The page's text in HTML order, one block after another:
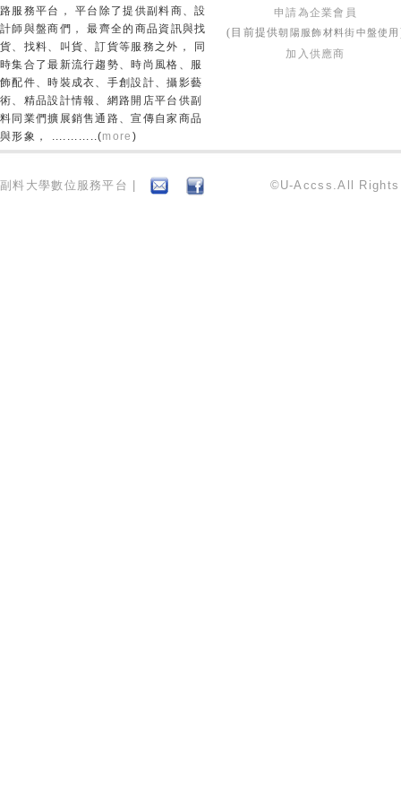
路服務平台， 平台除了提供副料商、設
計師與盤商們， 最齊全的商品資訊與找
貨、找料、叫貨、訂貨等服務之外， 同
時集合了最新流行趨勢、時尚風格、服
飾配件、時裝成衣、手創設計、攝影藝
術、精品設計情報、網路開店平台供副
料同業們擴展銷售通路、宣傳自家商品
與形象， ............(more )
申請為企業會員
(目前提供朝陽服飾材料街中盤使用
加入供應商
副料大學數位服務平台 | ©U-Accss.All Rights